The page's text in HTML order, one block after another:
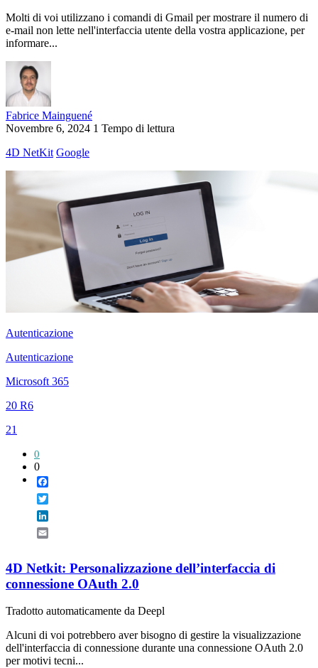
Molti di voi utilizzano i comandi di Gmail per mostrare il numero di
e-mail non lette nell'interfaccia utente della vostra applicazione, per
informare...
Fabrice Mainguené
Novembre 6, 2024 1 Tempo di lettura
4D NetKit Google
Autenticazione
Autenticazione
Microsoft 365
20 R6
21
0
0
4D Netkit: Personalizzazione dell’interfaccia di
connessione OAuth 2.0
Tradotto automaticamente da Deepl
Alcuni di voi potrebbero aver bisogno di gestire la visualizzazione
dell'interfaccia di connessione durante una connessione OAuth 2.0
per motivi tecni...